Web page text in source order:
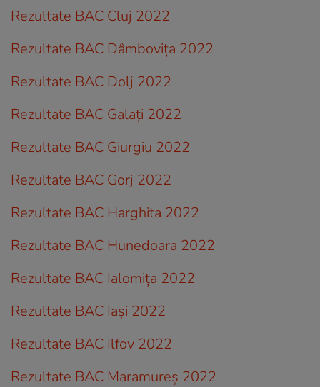
Rezultate BAC Cluj 2022
Rezultate BAC Dâmbovița 2022
Rezultate BAC Dolj 2022
Rezultate BAC Galați 2022
Rezultate BAC Giurgiu 2022
Rezultate BAC Gorj 2022
Rezultate BAC Harghita 2022
Rezultate BAC Hunedoara 2022
Rezultate BAC Ialomița 2022
Rezultate BAC Iași 2022
Rezultate BAC Ilfov 2022
Rezultate BAC Maramureș 2022